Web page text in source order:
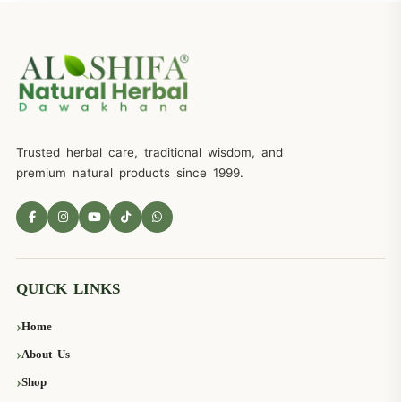
Trusted herbal care, traditional wisdom, and
premium natural products since 1999.
QUICK LINKS
Home
About Us
Shop